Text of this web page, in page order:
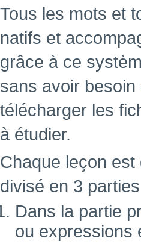
Tous les mots et
natifs et
grâce à ce
sans avoir
télécharger les
à étudier.
Chaque leçon
divisé en 3
Dans la partie
ou expressions